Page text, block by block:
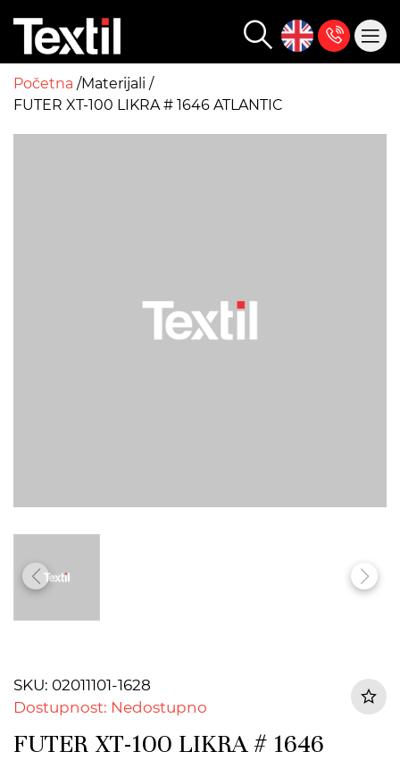
Početna Materijali
FUTER XT-100 LIKRA # 1646 ATLANTIC
SKU: 02011101-1628
Dostupnost: Nedostupno
FUTER XT-100 LIKRA # 1646